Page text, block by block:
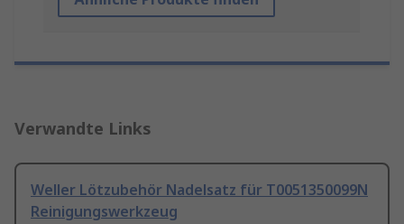
Verwandte Links
Weller Lötzubehör Nadelsatz für T0051350099N
Reinigungswerkzeug